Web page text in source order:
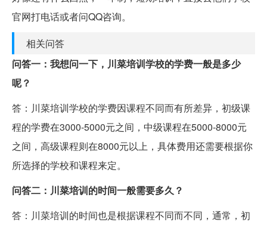
官网打电话或者问QQ咨询。
相关问答
问答一：我想问一下，川菜培训学校的学费一般是多少
呢？
答：川菜培训学校的学费因课程不同而有所差异，初级课
程的学费在3000-5000元之间，中级课程在5000-8000元
之间，高级课程则在8000元以上，具体费用还需要根据你
所选择的学校和课程来定。
问答二：川菜培训的时间一般需要多久？
答：川菜培训的时间也是根据课程不同而不同，通常，初